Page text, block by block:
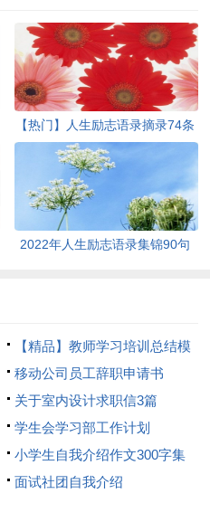
【热门】人生励志语录摘录74条
2022年人生励志语录集锦90句
【精品】教师学习培训总结模
板8篇
移动公司员工辞职申请书
关于室内设计求职信3篇
学生会学习部工作计划
小学生自我介绍作文300字集
合7篇
面试社团自我介绍